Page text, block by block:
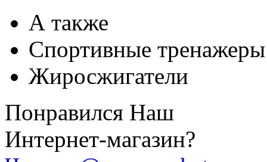
А также
Спортивные тренажеры
Жиросжигатели
Понравился Наш
Интернет-магазин?